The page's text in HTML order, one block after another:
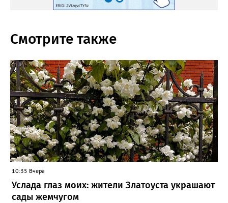
Смотрите также
10:35 Вчера
Услада глаз моих: жители Златоуста украшают
сады жемчугом